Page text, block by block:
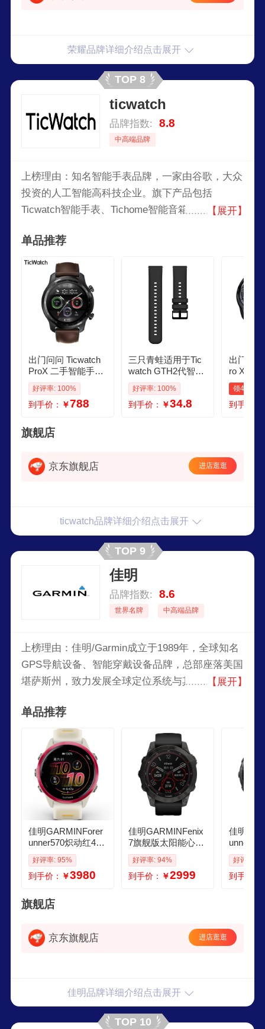
荣耀品牌详细介绍点击展开
TOP 8
ticwatch
品牌指数: 8.8
中高端品牌
上榜理由：知名智能手表品牌，一家由谷歌，大众
投资的人工智能高科技企业。旗下产品包括
Ticwatch智能手表、Tichome智能音箱、Ticmirror
边。
【展开】
单品推荐
出门问问 Ticwatch
ProX 二手智能手表
心率血氧 独立通信
支持esim Tic watch
proX 95成新
好评率: 100%
到手价： ￥788
三只青蛙适用于Tic
watch GTH2代智能
手表CXB08硅胶米
兰尼斯磁吸皮质表
带炼 炭黑色 硅胶黑
好评率: 100%
到手价： ￥34.8
出门问问
ro
G版 通
息提醒
率检测
领40元券
到手价：
旗舰店
京东旗舰店 进店逛逛
ticwatch品牌详细介绍点击展开
TOP 9
佳明
品牌指数: 8.6
世界名牌 中高端品牌
上榜理由：佳明/Garmin成立于1989年，全球知名
GPS导航设备、智能穿戴设备品牌，总部座落美国
堪萨斯州，致力发展全球定位系统与其他消费性产
能穿戴五大领域产品。
【展开】
单品推荐
佳明GARMINForer
unner570炽动红42
mm心率跑步户外运
动智能手表生日礼
物
好评率: 95%
到手价： ￥3980
佳明GARMINFenix
7旗舰版太阳能心率
血氧跑步骑行户外
运动智能手表 DLC
碳黑
好评率: 94%
到手价： ￥2999
佳明
游泳滑
智能手
夜黑
好评率:
到手价：
旗舰店
京东旗舰店 进店逛逛
佳明品牌详细介绍点击展开
TOP 10